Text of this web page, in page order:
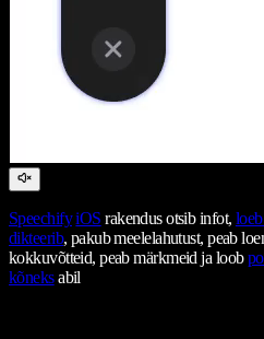
Speechify iOS rakendus otsib infot,
dikteerib, pakub meelelahutust, peab
kokkuvõtteid, peab märkmeid ja loob
kõneksabil